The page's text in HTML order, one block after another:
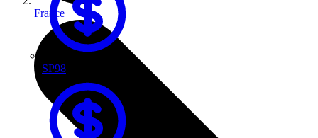
SP98
France